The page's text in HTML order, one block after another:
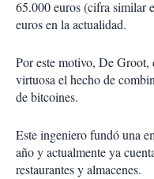
65.000 euros (cifra similar
euros en la actualidad.
Por este motivo, De Groot,
virtuosa el hecho de
de bitcoines.
Este ingeniero fundó una
año y actualmente ya
restaurantes y almacenes.